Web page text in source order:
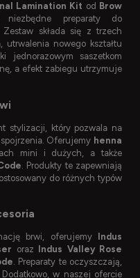
Lamination Kit od Brow
preparaty do
Zestaw składa się z trzech
utrwalenia nowego kształtu
jednorazowym saszetkom
a efekt zabiegu utrzymuje
stylizacji, który pozwala na
Oferujemy henna
mini i dużych, a także
. Produkty te zapewniają
do różnych typów
brwi, oferujemy
Indus
oraz
Indus Valley Rose
. Preparaty te oczyszczają,
w naszej ofercie